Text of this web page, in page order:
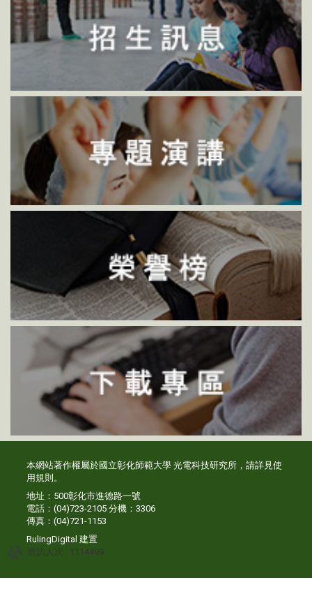
本網站著作權屬於國立彰化師範大學 光電科技研究所，請詳見使
用規則 。
地址：500彰化市進德路一號
電話：(04)723-2105 分機：3306
傳真：(04)721-1153
RulingDigital建置
造訪人次 : 1114499